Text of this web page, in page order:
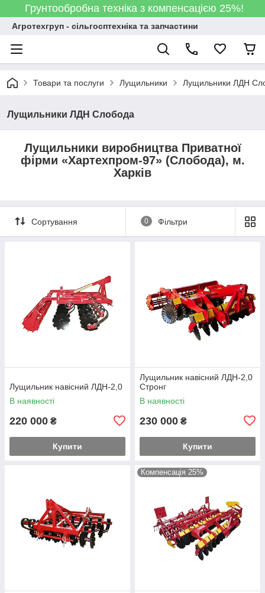
Грунтообробна техніка з компенсацією 25%!
Агротехгруп - сільгосптехніка та запчастини
Товари та послуги Лущильники Лущильники ЛДН
Лущильники ЛДН Слобода
Лущильники виробництваПриватної
фірми «Хартехпром-97» (Слобода), м.
Харків
Сортування 0 Фільтри
Лущильник навісний ЛДН-2,0
В наявності
220 000 ₴
Купити
Лущильник навісний ЛДН-2,0
Стронг
В наявності
230 000 ₴
Купити
Компенсація 25%